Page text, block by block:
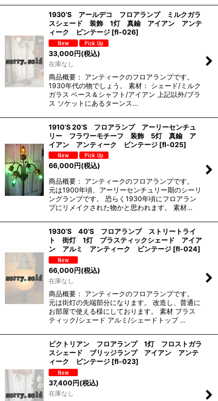
1930’S アールデコ フロアランプ ミルクガラ
スシェード 装飾 1灯 真鍮 アイアン アンテ
ィーク ビンテージ [fl-026]
33,000円(税込)
在庫なし
商品概要： アンティークのフロアランプです。
1930年代の物でしょう。 素材： シェード/ミルク
ガラス ベース＆シャフト/アイアン 上記以外/ブラ
ス ソケットにあるターンス…
1910’S 20’S フロアランプ アーリーセンチュ
リー フラワーモチーフ 装飾 5灯 真鍮 ア
イアン アンティーク ビンテージ [fl-025]
66,000円(税込)
商品概要： アンティークのフロアランプです。
元は1900年頃、アーリーセンチュリー期のシーリ
ングランプです。 恐らく1930年頃にフロアラン
プにリメイクされた物かと思われます。 素材…
1930’S 40’S フロアランプ ストリートライ
ト 街灯 1灯 プラスティックシェード アイア
ン アルミ アンティーク ビンテージ [fl-024]
66,000円(税込)
在庫なし
商品概要： アンティークのフロアランプです。
元は街灯の先端部分になります。 改造し、普通に
お部屋で使える様にしております。 素材 プラス
ティック/シェード アルミ/シェードトップ …
ビクトリアン フロアランプ 1灯 フロストガラ
スシェード ブリッジランプ アイアン アンテ
ィーク ビンテージ [fl-023]
37,400円(税込)
在庫なし